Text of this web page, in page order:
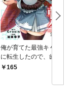
俺が育てた最強キャラ
に転生したので、歯向
かうヤツはすべてぶん
165